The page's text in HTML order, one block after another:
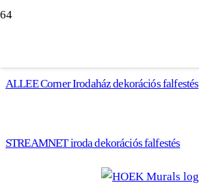
ALLEE Corner Irodaház dekorációs falfestés
STREAMNET iroda dekorációs falfestés